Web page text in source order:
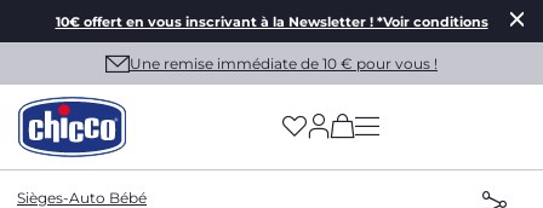
10€ offert en vous inscrivant à la Newsletter ! *Voir conditions
Une remise immédiate de 10 € pour vous !
(has more options
Sièges-Auto Bébé